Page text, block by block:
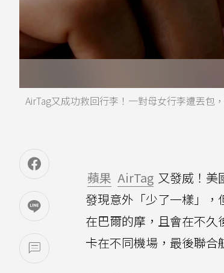
AirTag又成功救回行李！一對母女行李遭丟包
蘋果 AirTag 又發威！美
發現意外「少了一樣」
在巴爾的摩，且會在不
卡在不同機場，最後聯合